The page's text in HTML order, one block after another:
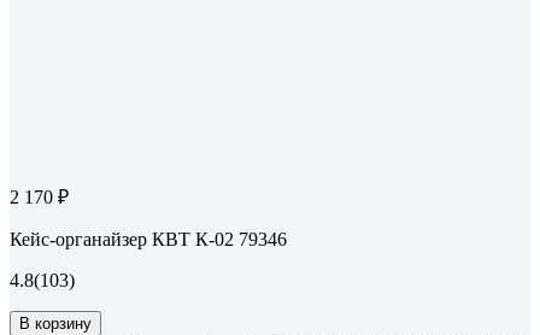
2 170 ₽
Кейс-органайзер КВТ К-02 79346
4.8(103)
В корзину